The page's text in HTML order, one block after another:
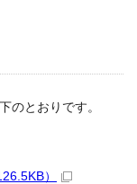
のとおりです。
）